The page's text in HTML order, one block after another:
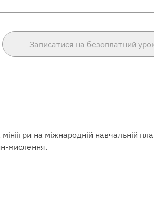
Записатися на безоплатний
на міжнародній навчальній
мислення.